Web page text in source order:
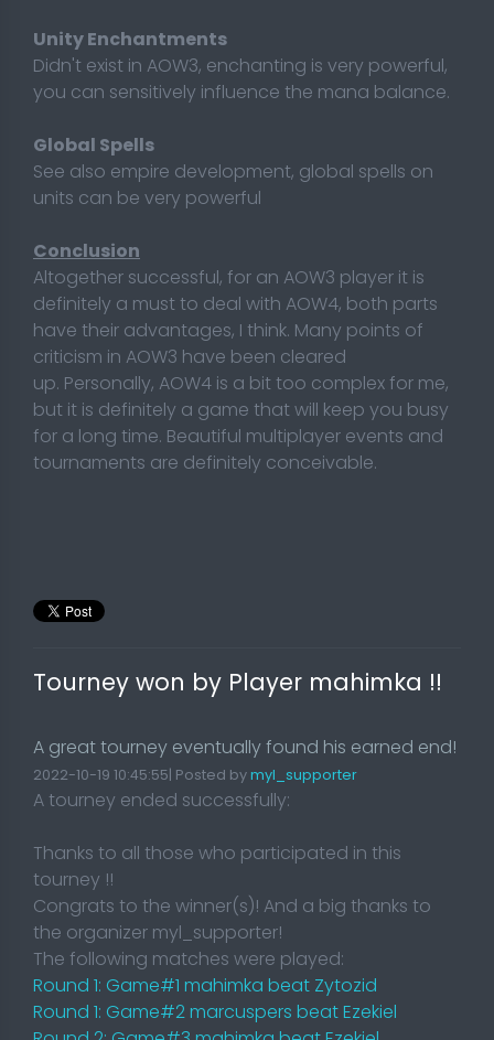
Unity Enchantments
Didn't exist in AOW3, enchanting is very powerful,
you can sensitively influence the mana balance.
Global Spells
See also empire development, global spells on
units can be very powerful
Conclusion
Altogether successful, for an AOW3 player it is
definitely a must to deal with AOW4, both parts
have their advantages, I think. Many points of
criticism in AOW3 have been cleared
up. Personally, AOW4 is a bit too complex for me,
but it is definitely a game that will keep you busy
for a long time. Beautiful multiplayer events and
tournaments are definitely conceivable.
Tourney won by Player mahimka !!
A great tourney eventually found his earned end!
2022-10-19 10:45:55| Posted bymyl_supporter
A tourney ended successfully:
Thanks to all those who participated in this
tourney !!
Congrats to the winner(s)! And a big thanks to
the organizer myl_supporter!
The following matches were played:
Round 1: Game#1 mahimka beat Zytozid
Round 1: Game#2 marcuspers beat Ezekiel